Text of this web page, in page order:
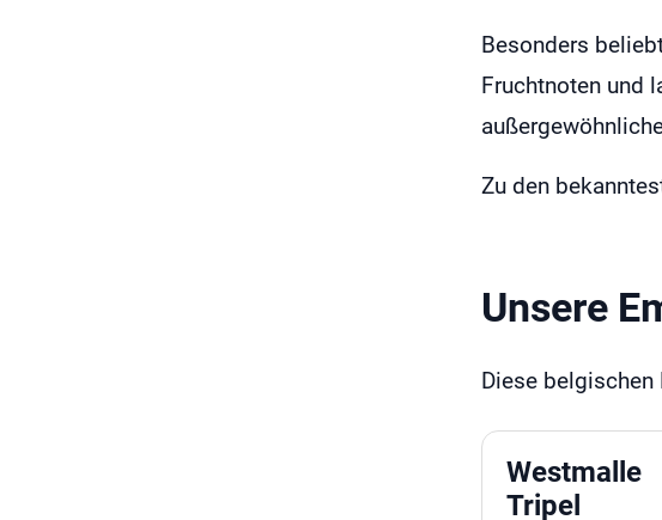
Besonders
Fruchtnoten und
Zu den
Unsere
Diese
Westmalle
Tripel